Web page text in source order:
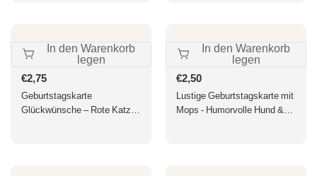
In den Warenkorb
legen
Normaler
Preis
€2,75
Geburtstagskarte
Glückwünsche – Rote Katze
In den Warenkorb
legen
Normaler
Preis
€2,50
Lustige Geburtstagskarte mit
Mops - Humorvolle Hund &